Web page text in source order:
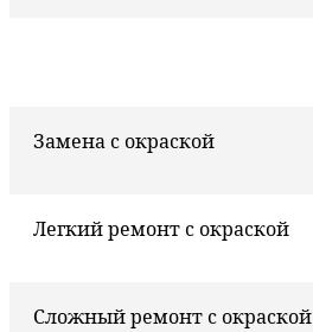
Замена с окраской
Легкий ремонт с окраской
Сложный ремонт с окраской